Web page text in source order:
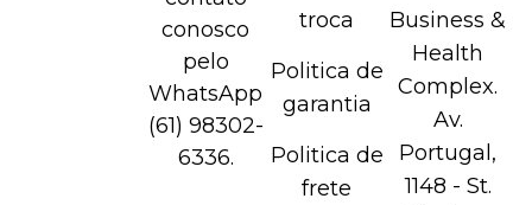
conosco
pelo
WhatsApp
(61) 98302-
6336.
troca
Politica de
garantia
Politica de
frete
Business &
Health
Complex.
Av.
Portugal,
1148 - St.